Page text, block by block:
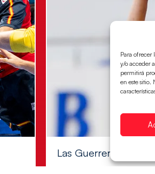
Para ofrecer
y/o acceder
permitirá
en este sitio.
Las Guerreras
Las pupilas de Cristina